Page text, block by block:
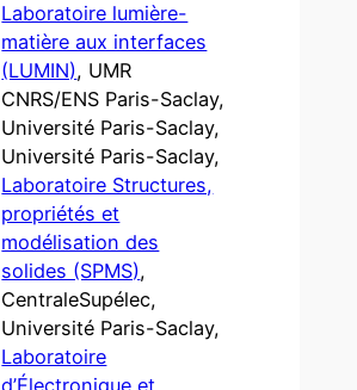
Laboratoire lumière-
matière aux interfaces
(LUMIN), UMR
CNRS/ENS Paris-Saclay,
Université Paris-Saclay,
Université Paris-Saclay,
Laboratoire Structures,
propriétés et
modélisation des
solides (SPMS),
CentraleSupélec,
Université Paris-Saclay,
Laboratoire